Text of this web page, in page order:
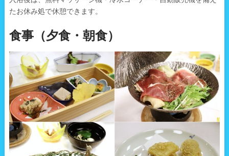
たお休み処で休憩できます。
食事（夕食・朝食）